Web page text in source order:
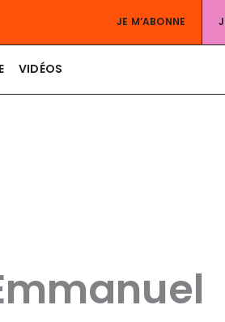
JE M’ABONNE
VIDÉOS